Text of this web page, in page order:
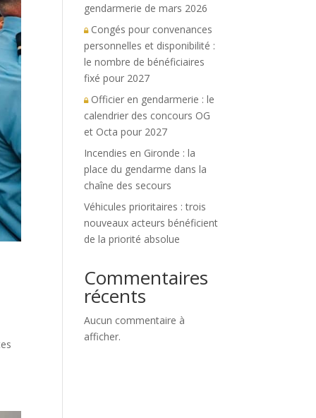
gendarmerie de mars 2026
Congés pour convenances
personnelles et disponibilité :
le nombre de bénéficiaires
fixé pour 2027
Officier en gendarmerie : le
calendrier des concours OG
et Octa pour 2027
Incendies en Gironde : la
place du gendarme dans la
chaîne des secours
Véhicules prioritaires : trois
nouveaux acteurs bénéficient
de la priorité absolue
Commentaires
récents
Aucun commentaire à
afficher.